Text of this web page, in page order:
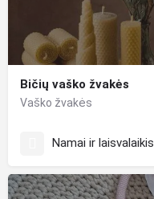
Bičių vaško žvakės
Vaško žvakės
Namai ir laisvalaikis